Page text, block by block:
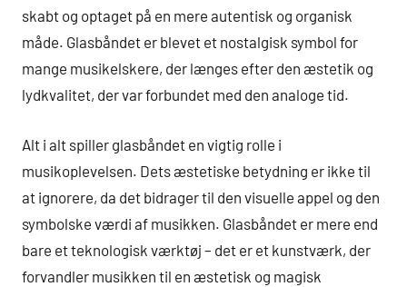
skabt og optaget på en mere autentisk og organisk
måde. Glasbåndet er blevet et nostalgisk symbol for
mange musikelskere, der længes efter den æstetik og
lydkvalitet, der var forbundet med den analoge tid.
Alt i alt spiller glasbåndet en vigtig rolle i
musikoplevelsen. Dets æstetiske betydning er ikke til
at ignorere, da det bidrager til den visuelle appel og den
symbolske værdi af musikken. Glasbåndet er mere end
bare et teknologisk værktøj – det er et kunstværk, der
forvandler musikken til en æstetisk og magisk